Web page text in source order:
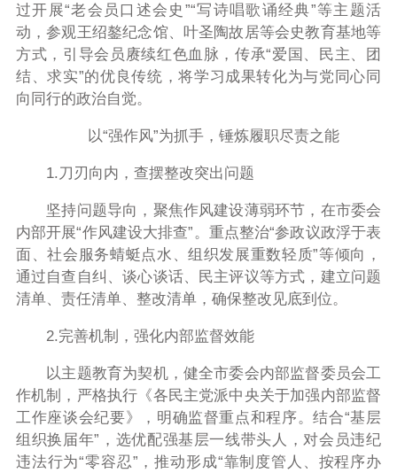
过开展“老会员口述会史”“写诗唱歌诵经典”等主题活
动 ，参观王绍鏊纪念馆、叶圣陶故居等会史教育基地等
方式，引导会员赓续红色血脉，传承“爱国 、 民主、 团
结、求实”的优良传统，将学习成果转化为与党同心同
向同行的政治自觉。
以“强作风”为抓手，锤炼履职尽责之能
1.刀刃向内，查摆整改突出问题
坚持问题导向，聚焦作风建设薄弱环节，在市委会
内部开展“作风建设大排查”。重点整治“参政议政浮于表
面、社会服务蜻蜓点水、组织发展重数轻质”等倾向，
通过自查自纠、谈心谈话、民主评议等方式，建立问题
清单、责任清单、整改清单，确保整改见底到位。
2.完善机制，强化内部监督效能
以主题教育为契机，健全市委会内部监督委员会工
作机制， 严格执行 《各民主党派中央关于加强内部监督
工作座谈会纪要》，明确监督重点和程序。结合“基层
组织换届年”，选优配强基层一线带头人， 对会员违纪
违法行为“零容忍”，推动形成“靠制度管人、按程序办